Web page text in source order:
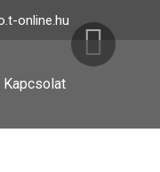
online.hu
Kapcsolat